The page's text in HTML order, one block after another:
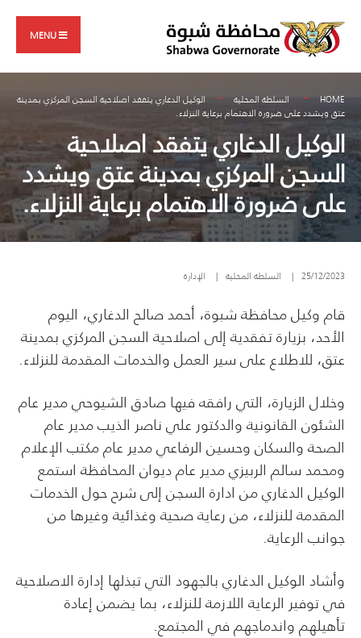
content
MENU
HOME السلطة المحلية
الوكيل الدغاري يتفقد اصلاحية السجن المركزي بمدينة
عتق ويشدد على ضرورة الاهتمام برعاية النزلاء.
الوكيل الدغاري يتفقد اصلاحية
السجن المركزي بمدينة عتق ويشدد
على ضرورة الاهتمام برعاية النزلاء.
25/12/2023
| السلطة المحلية | الإدارة
قام وكيل محافظة شبوة، أحمد صالح الدغاري، اليوم
الأحد، بزيارة تفقدية إلى اصلاحية السجن المركزي بمدينة
عتق، للاطلاع على سير العمل والخدمات المقدمة للنزلاء.
وخلال الزيارة، التي رافقه فيها صادق الشيوحي مدير عام
الشئون القانونية والدكتور علي ناصر الذيب مدير عام
الصحة والسكان وحسين الرفاعي مدير عام مكتب الإعلام
ومحمد سالم الربيزي مدير عام ديوان المحافظة استمع
الوكيل الدغاري من ادارة السجن إلى شرح حول الخدمات
المقدمة للنزلاء، من رعاية صحية وغذائية وغيرها من
جوانب الرعاية.
وأشاد الوكيل الدغاري بالجهود التي تبذلها إدارة الاصلاحية
في توفير الرعاية اللازمة للنزلاء، بما يضمن إعادة
تأهيلهم واندماجهم في المجتمع.
for: